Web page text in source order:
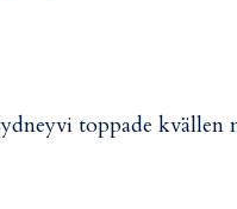
vi toppade kvällen